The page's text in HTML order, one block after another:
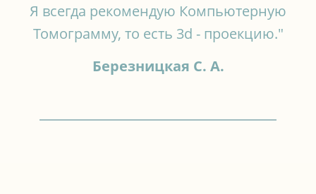
Я всегда рекомендую Компьютерную
Томограмму, то есть 3d - проекцию."
Березницкая С. А.